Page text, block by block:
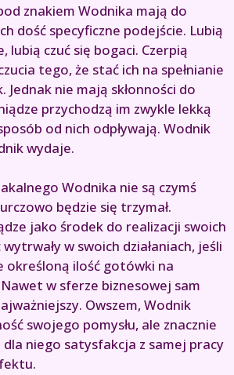
znakiem Wodnika mają do
dość specyficzne podejście. Lubią
lubią czuć się bogaci. Czerpią
tego, że stać ich na spełnianie
Jednak nie mają skłonności do
przychodzą im zwykle lekką
od nich odpływają. Wodnik
wydaje.
Wodnika nie są czymś
będzie się trzymał.
jako środek do realizacji swoich
w swoich działaniach, jeśli
określoną ilość gotówki na
w sferze biznesowej sam
Owszem, Wodnik
swojego pomysłu, ale znacznie
dla niego satysfakcja z samej pracy